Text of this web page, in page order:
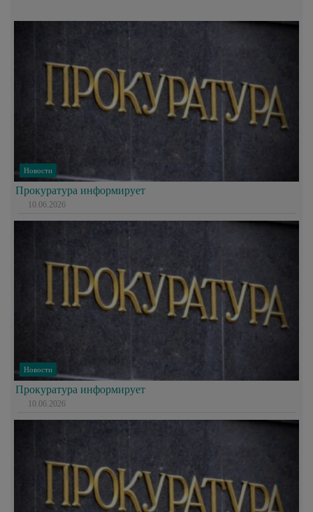
Новости
Прокуратура информирует
10.06.2026
Новости
Прокуратура информирует
10.06.2026